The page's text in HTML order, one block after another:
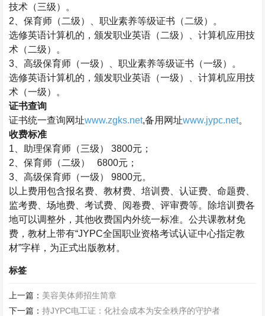
技术（三级）。
2 、保育师（二级）、职业素养等级证书（二级）。
选修英语计算机的，颁发职业英语（二级）、计算机应用技
术（二级）。
3 、高级保育师（一级）、职业素养等级证书（一级）。
选修英语计算机的，颁发职业英语（一级）、计算机应用技
术（一级）。
证书查询
证书统一查询网址www.zgks.net,备用网址www.jypc.net。
收费标准
1 、助理保育师（三级） 3800元；
2 、保育师（二级） 6800元；
3 、高级保育师（一级） 9800元。
以上费用包含报名费、教材费、培训费、认证费、命题费、
监考费、场地费、考试费、阅卷费、评审费等。除培训费各
地可以调整外，其他收费国内外统一标准。公共课教材免
费，教材上带有“JYPC全国职业资格考试认证中心指定教
材”字样，为正式出版教材。
标签
上一篇： 美容美体师招生简章
下一篇：持JYPC电工证：化社会成本为安全秩序的守护者